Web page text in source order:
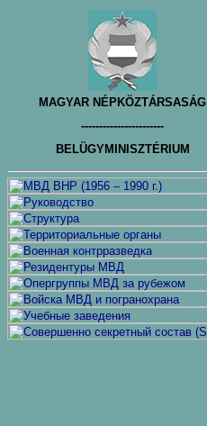
MAGYAR NÉPKÖZTÁRSASÁG
-----------------------
BELÜGYMINISZTÉRIUM